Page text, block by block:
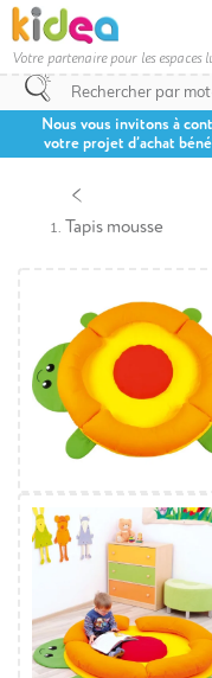
Votre partenaire pour les espaces
Nous vous invitons à
votre projet d’achat
Tapis mousse